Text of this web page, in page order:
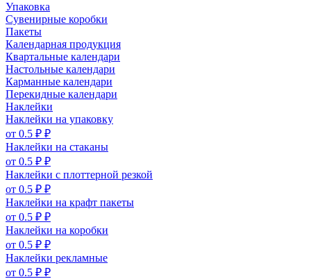
Упаковка
Сувенирные коробки
Пакеты
Календарная продукция
Квартальные календари
Настольные календари
Карманные календари
Перекидные календари
Наклейки
Наклейки на упаковку
от 0.5 ₽ ₽
Наклейки на стаканы
от 0.5 ₽ ₽
Наклейки с плоттерной резкой
от 0.5 ₽ ₽
Наклейки на крафт пакеты
от 0.5 ₽ ₽
Наклейки на коробки
от 0.5 ₽ ₽
Наклейки рекламные
от 0.5 ₽ ₽